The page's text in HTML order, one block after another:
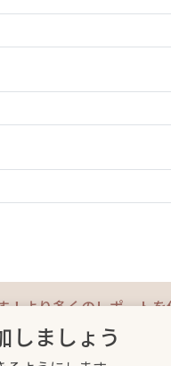
！より多くのレポート
しましょう